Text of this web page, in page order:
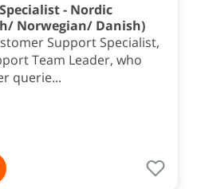
- Nordic
Norwegian/ Danish)
Support Specialist,
Team Leader, who
querie...